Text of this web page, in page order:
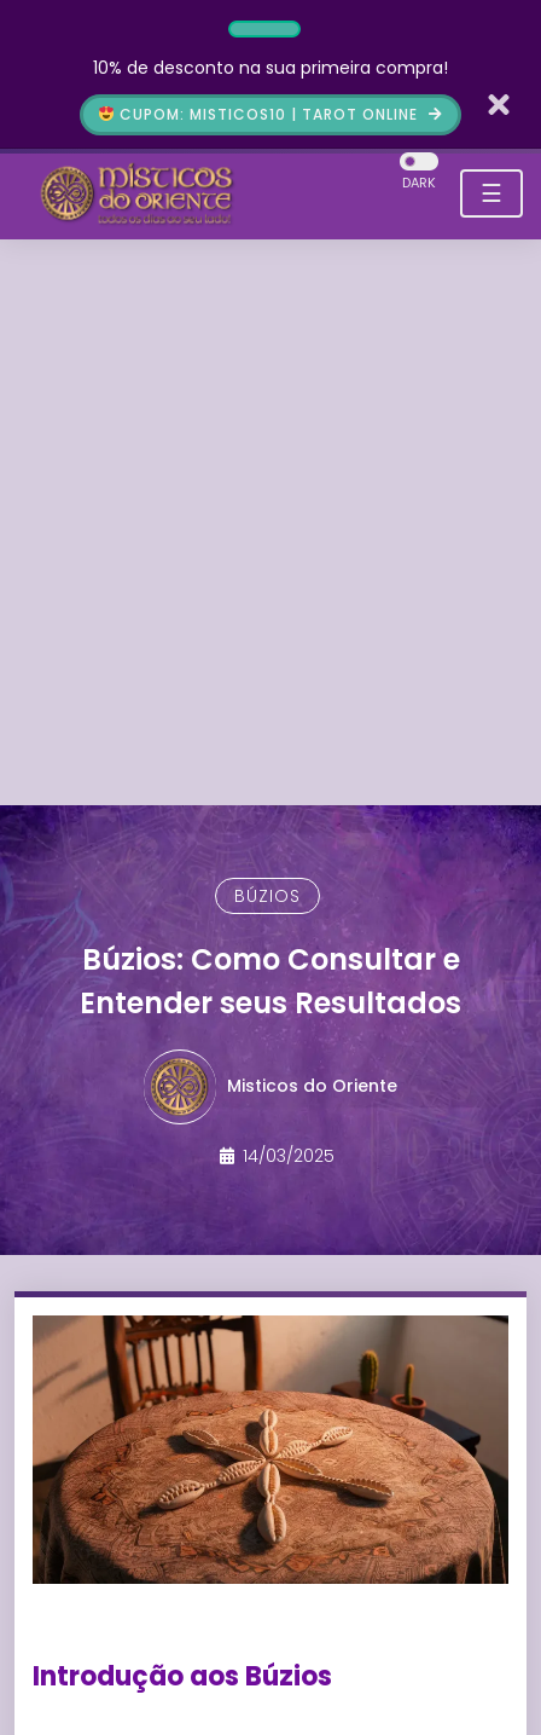
10% de desconto na sua primeira compra!
CUPOM: MISTICOS10 | TAROT ONLINE
☰
DARK
BÚZIOS
Búzios: Como Consultar e
Entender seus Resultados
Misticos do Oriente
14/03/2025
Introdução aos Búzios